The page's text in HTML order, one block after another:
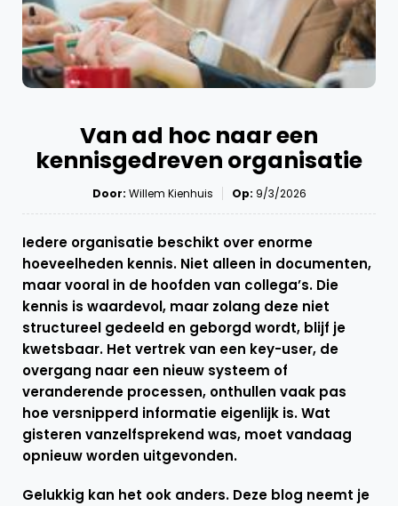
Van ad hoc naar een
kennisgedreven organisatie
Door: Willem Kienhuis Op: 9/3/2026
Iedere organisatie beschikt over enorme
hoeveelheden kennis. Niet alleen in documenten,
maar vooral in de hoofden van collega’s. Die
kennis is waardevol, maar zolang deze niet
structureel gedeeld en geborgd wordt, blijf je
kwetsbaar. Het vertrek van een key-user, de
overgang naar een nieuw systeem of
veranderende processen, onthullen vaak pas
hoe versnipperd informatie eigenlijk is. Wat
gisteren vanzelfsprekend was, moet vandaag
opnieuw worden uitgevonden.
Gelukkig kan het ook anders. Deze blog neemt je